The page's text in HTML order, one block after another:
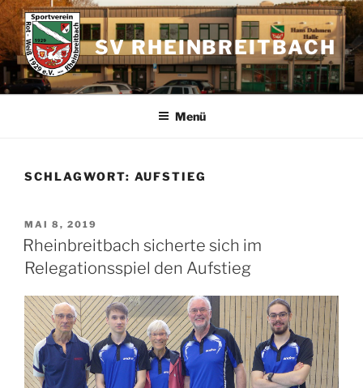
Zum
Inhalt
springen
SV RHEINBREITBACH
Menü
SCHLAGWORT: AUFSTIEG
VERÖFFENTLICHT
AM
MAI 8, 2019
Rheinbreitbach sicherte sich im
Relegationsspiel den Aufstieg